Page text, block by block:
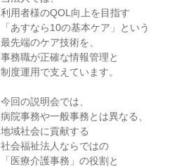
利用者様のQOL向上を目指す
「あすなら10の基本ケア」という
最先端のケア技術を、
事務職が正確な情報管理と
制度運用で支えています。
今回の説明会では、
病院事務や一般事務とは異なる、
地域社会に貢献する
社会福祉法人ならではの
「医療介護事務」の役割と